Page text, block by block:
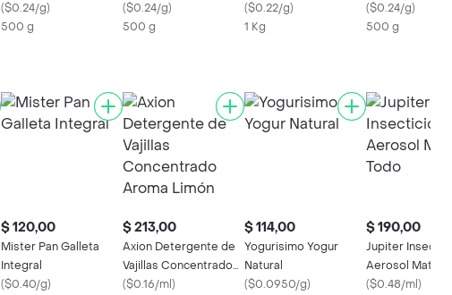
($0.24/g)
500 g
($0.24/g)
500 g
Jengibre
($0.22/g)
1 Kg
($0.24/g)
500 g
$ 120,00
Mister Pan Galleta
Integral
($0.40/g)
$ 213,00
Axion Detergente de
Vajillas Concentrado
Aroma Limón
($0.16/ml)
$ 114,00
Yogurisimo Yogur
Natural
($0.0950/g)
$ 190,00
Jupiter
Aerosol Mata
($0.48/ml)